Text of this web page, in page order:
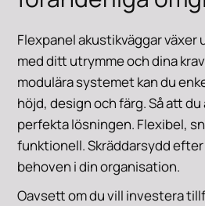
Flexpanel akustikväggar växer
med ditt utrymme och dina
modulära systemet kan du
höjd, design och färg. Så att
perfekta lösningen. Flexibel,
funktionell. Skräddarsydd
behoven i din organisation.
Oavsett om du vill investera